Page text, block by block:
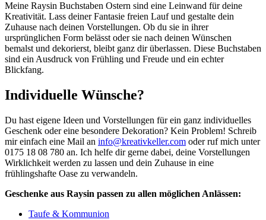
Meine Raysin Buchstaben Ostern sind eine Leinwand für deine
Kreativität. Lass deiner Fantasie freien Lauf und gestalte dein
Zuhause nach deinen Vorstellungen. Ob du sie in ihrer
ursprünglichen Form belässt oder sie nach deinen Wünschen
bemalst und dekorierst, bleibt ganz dir überlassen. Diese Buchstaben
sind ein Ausdruck von Frühling und Freude und ein echter
Blickfang.
Individuelle Wünsche?
Du hast eigene Ideen und Vorstellungen für ein ganz individuelles
Geschenk oder eine besondere Dekoration? Kein Problem! Schreib
mir einfach eine Mail an info@kreativkeller.com oder ruf mich unter
0175 18 08 780 an. Ich helfe dir gerne dabei, deine Vorstellungen
Wirklichkeit werden zu lassen und dein Zuhause in eine
frühlingshafte Oase zu verwandeln.
Geschenke aus Raysin passen zu allen möglichen Anlässen:
Taufe & Kommunion